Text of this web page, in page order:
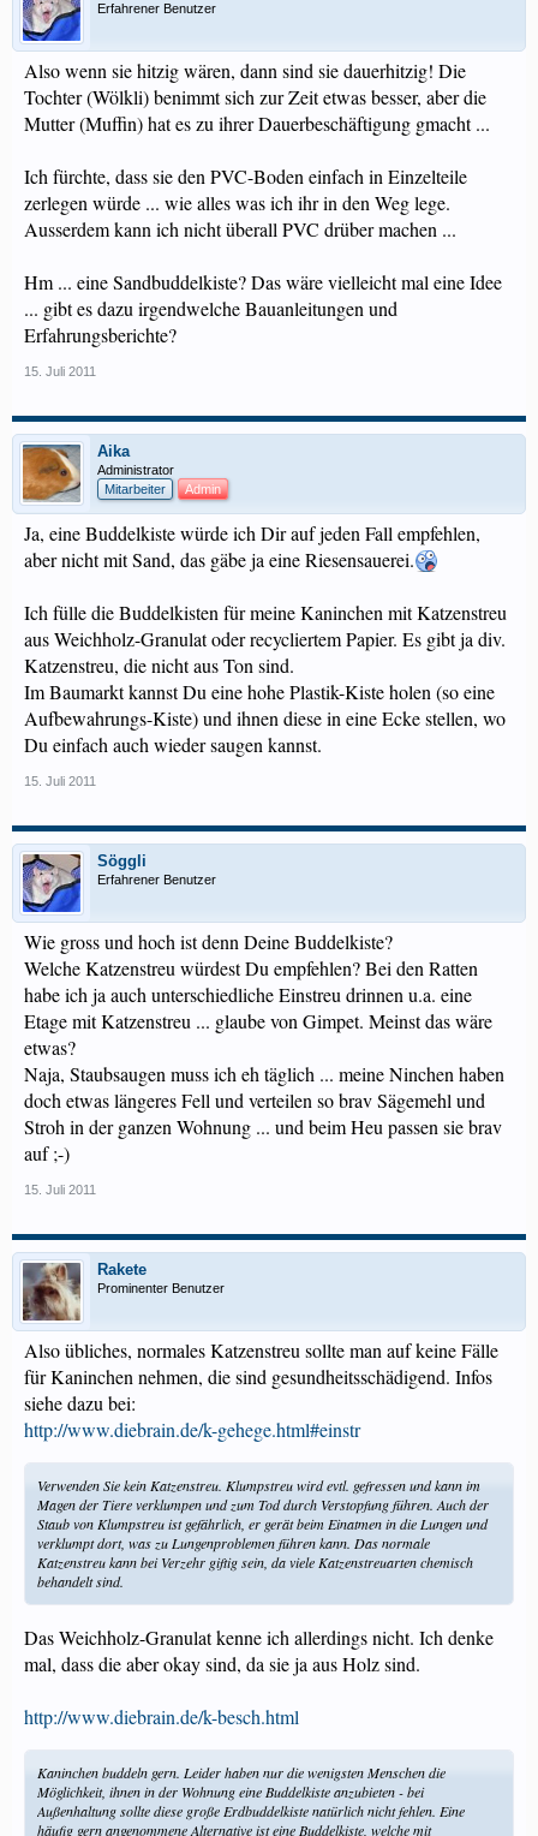
Erfahrener Benutzer
Also wenn sie hitzig wären, dann sind sie dauerhitzig! Die
Tochter (Wölkli) benimmt sich zur Zeit etwas besser, aber die
Mutter (Muffin) hat es zu ihrer Dauerbeschäftigung gmacht ...
Ich fürchte, dass sie den PVC-Boden einfach in Einzelteile
zerlegen würde ... wie alles was ich ihr in den Weg lege.
Ausserdem kann ich nicht überall PVC drüber machen ...
Hm ... eine Sandbuddelkiste? Das wäre vielleicht mal eine Idee
... gibt es dazu irgendwelche Bauanleitungen und
Erfahrungsberichte?
15. Juli 2011
Aika
Administrator
Mitarbeiter
Admin
Ja, eine Buddelkiste würde ich Dir auf jeden Fall empfehlen,
aber nicht mit Sand, das gäbe ja eine Riesensauerei.
Ich fülle die Buddelkisten für meine Kaninchen mit Katzenstreu
aus Weichholz-Granulat oder recycliertem Papier. Es gibt ja div.
Katzenstreu, die nicht aus Ton sind.
Im Baumarkt kannst Du eine hohe Plastik-Kiste holen (so eine
Aufbewahrungs-Kiste) und ihnen diese in eine Ecke stellen, wo
Du einfach auch wieder saugen kannst.
15. Juli 2011
Söggli
Erfahrener Benutzer
Wie gross und hoch ist denn Deine Buddelkiste?
Welche Katzenstreu würdest Du empfehlen? Bei den Ratten
habe ich ja auch unterschiedliche Einstreu drinnen u.a. eine
Etage mit Katzenstreu ... glaube von Gimpet. Meinst das wäre
etwas?
Naja, Staubsaugen muss ich eh täglich ... meine Ninchen haben
doch etwas längeres Fell und verteilen so brav Sägemehl und
Stroh in der ganzen Wohnung ... und beim Heu passen sie brav
auf ;-)
15. Juli 2011
Rakete
Prominenter Benutzer
Also übliches, normales Katzenstreu sollte man auf keine Fälle
für Kaninchen nehmen, die sind gesundheitsschädigend. Infos
siehe dazu bei:
http://www.diebrain.de/k-gehege.html#einstr
Verwenden Sie kein Katzenstreu. Klumpstreu wird evtl. gefressen und kann im
Magen der Tiere verklumpen und zum Tod durch Verstopfung führen. Auch der
Staub von Klumpstreu ist gefährlich, er gerät beim Einatmen in die Lungen und
verklumpt dort, was zu Lungenproblemen führen kann. Das normale
Katzenstreu kann bei Verzehr giftig sein, da viele Katzenstreuarten chemisch
behandelt sind.
Das Weichholz-Granulat kenne ich allerdings nicht. Ich denke
mal, dass die aber okay sind, da sie ja aus Holz sind.
http://www.diebrain.de/k-besch.html
Kaninchen buddeln gern. Leider haben nur die wenigsten Menschen die
Möglichkeit, ihnen in der Wohnung eine Buddelkiste anzubieten - bei
Außenhaltung sollte diese große Erdbuddelkiste natürlich nicht fehlen. Eine
häufig gern angenommene Alternative ist eine Buddelkiste, welche mit